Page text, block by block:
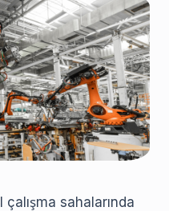
sahalarında